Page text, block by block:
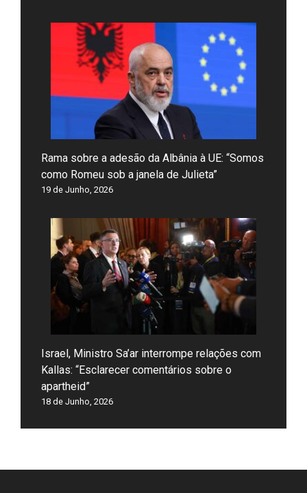
Rama sobre a adesão da Albânia à UE: “Somos
como Romeu sob a janela de Julieta”
19 de Junho, 2026
Israel, Ministro Sa’ar interrompe relações com
Kallas: “Esclarecer comentários sobre o
apartheid”
18 de Junho, 2026